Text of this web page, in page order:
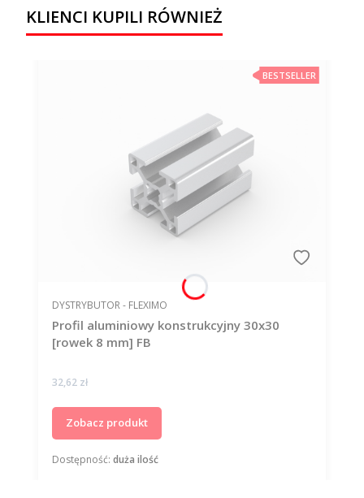
KLIENCI KUPILI RÓWNIEŻ
BESTSELLER
Profil aluminiowy konstrukcyjny 30x30
[rowek 8 mm] FB
PRODUCENT
DYSTRYBUTOR - FLEXIMO
Cena
32,62 zł
Zobacz produkt
Dostępność: duża ilość